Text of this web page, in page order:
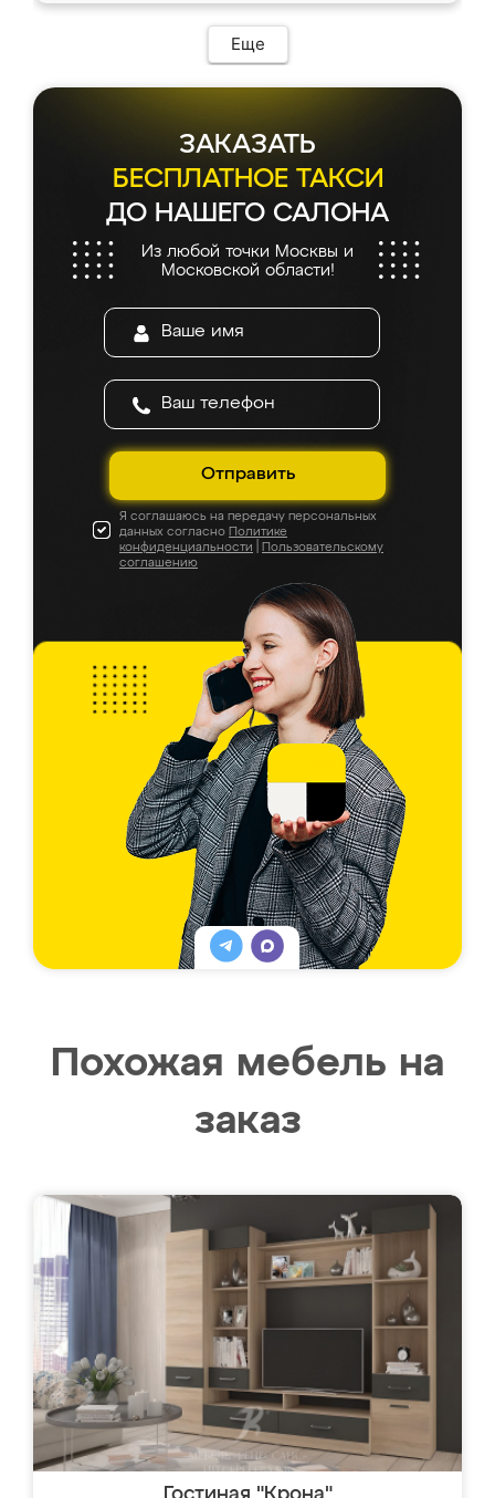
Еще
ЗАКАЗАТЬ
БЕСПЛАТНОЕ ТАКСИ
ДО НАШЕГО САЛОНА
Из любой точки Москвы и
Московской области!
Отправить
Я соглашаюсь на передачу персональных
данных согласно Политике
конфиденциальности
Пользовательскому
соглашению
Похожая мебель на
заказ